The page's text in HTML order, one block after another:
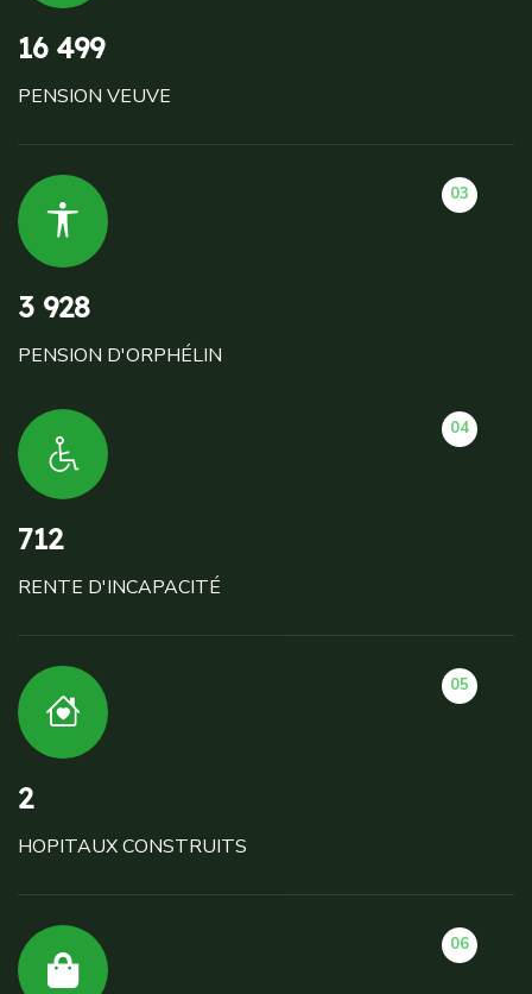
16 499
PENSION VEUVE
03
3 928
PENSION D'ORPHÉLIN
04
712
RENTE D'INCAPACITÉ
05
2
HOPITAUX CONSTRUITS
06